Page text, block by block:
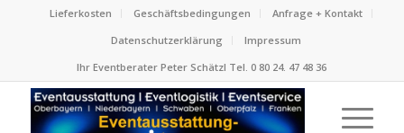
Lieferkosten Geschäftsbedingungen
Anfrage + Kontakt
Datenschutzerklärung
Impressum
Ihr Eventberater Peter Schätzl Tel. 0 80 24. 47 48 36